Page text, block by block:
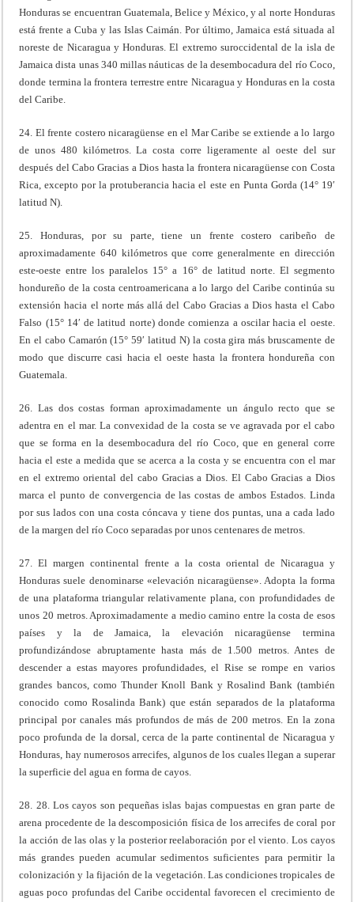
Honduras se encuentran Guatemala, Belice y México, y al norte Honduras
está frente a Cuba y las Islas Caimán. Por último, Jamaica está situada al
noreste de Nicaragua y Honduras. El extremo suroccidental de la isla de
Jamaica dista unas 340 millas náuticas de la desembocadura del río Coco,
donde termina la frontera terrestre entre Nicaragua y Honduras en la costa
del Caribe.
24. El frente costero nicaragüense en el Mar Caribe se extiende a lo largo
de unos 480 kilómetros. La costa corre ligeramente al oeste del sur
después del Cabo Gracias a Dios hasta la frontera nicaragüense con Costa
Rica, excepto por la protuberancia hacia el este en Punta Gorda (14° 19′
latitud N).
25. Honduras, por su parte, tiene un frente costero caribeño de
aproximadamente 640 kilómetros que corre generalmente en dirección
este-oeste entre los paralelos 15° a 16° de latitud norte. El segmento
hondureño de la costa centroamericana a lo largo del Caribe continúa su
extensión hacia el norte más allá del Cabo Gracias a Dios hasta el Cabo
Falso (15° 14′ de latitud norte) donde comienza a oscilar hacia el oeste.
En el cabo Camarón (15° 59′ latitud N) la costa gira más bruscamente de
modo que discurre casi hacia el oeste hasta la frontera hondureña con
Guatemala.
26. Las dos costas forman aproximadamente un ángulo recto que se
adentra en el mar. La convexidad de la costa se ve agravada por el cabo
que se forma en la desembocadura del río Coco, que en general corre
hacia el este a medida que se acerca a la costa y se encuentra con el mar
en el extremo oriental del cabo Gracias a Dios. El Cabo Gracias a Dios
marca el punto de convergencia de las costas de ambos Estados. Linda
por sus lados con una costa cóncava y tiene dos puntas, una a cada lado
de la margen del río Coco separadas por unos centenares de metros.
27. El margen continental frente a la costa oriental de Nicaragua y
Honduras suele denominarse «elevación nicaragüense». Adopta la forma
de una plataforma triangular relativamente plana, con profundidades de
unos 20 metros. Aproximadamente a medio camino entre la costa de esos
países y la de Jamaica, la elevación nicaragüense termina
profundizándose abruptamente hasta más de 1.500 metros. Antes de
descender a estas mayores profundidades, el Rise se rompe en varios
grandes bancos, como Thunder Knoll Bank y Rosalind Bank (también
conocido como Rosalinda Bank) que están separados de la plataforma
principal por canales más profundos de más de 200 metros. En la zona
poco profunda de la dorsal, cerca de la parte continental de Nicaragua y
Honduras, hay numerosos arrecifes, algunos de los cuales llegan a superar
la superficie del agua en forma de cayos.
28. 28. Los cayos son pequeñas islas bajas compuestas en gran parte de
arena procedente de la descomposición física de los arrecifes de coral por
la acción de las olas y la posterior reelaboración por el viento. Los cayos
más grandes pueden acumular sedimentos suficientes para permitir la
colonización y la fijación de la vegetación. Las condiciones tropicales de
aguas poco profundas del Caribe occidental favorecen el crecimiento de